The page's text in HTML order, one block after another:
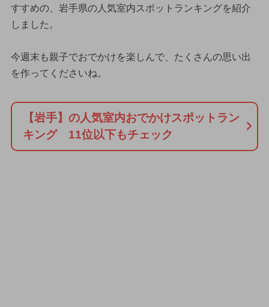
すすめの、岩手県の人気室内スポットランキングを紹介
しました。
今週末も親子でおでかけを楽しんで、たくさんの思い出
を作ってくださいね。
【岩手】の人気室内おでかけスポットラン
キング 11位以下もチェック